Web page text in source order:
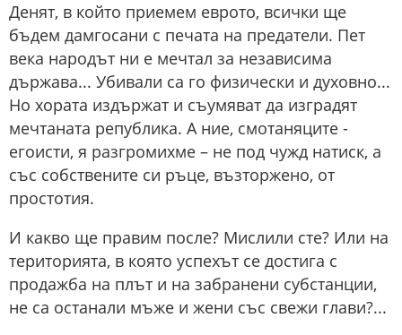
Денят, в който приемем еврото, всички ще
бъдем дамгосани с печата на предатели. Пет
века народът ни е мечтал за независима
държава... Убивали са го физически и духовно...
Но хората издържат и съумяват да изградят
мечтаната република. А ние, смотаняците -
егоисти, я разгромихме – не под чужд натиск, а
със собствените си ръце, възторжено, от
простотия.
И какво ще правим после? Мислили сте? Или на
територията, в която успехът се достига с
продажба на плът и на забранени субстанции,
не са останали мъже и жени със свежи глави?...